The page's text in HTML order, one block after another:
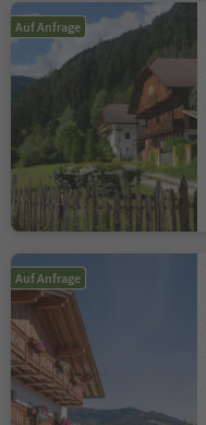
Auf Anfrage
Auf Anfrage